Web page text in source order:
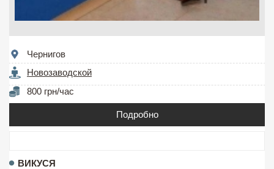
Чернигов
Новозаводской
800 грн/час
Подробно
ВИКУСЯ